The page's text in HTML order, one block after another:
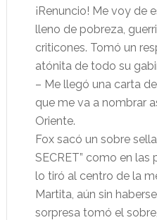
¡Renuncio! Me voy de
lleno de pobreza,
criticones. Tomó un
atónita de todo su
– Me llegó una carta
que me va a nombrar
Oriente.
Fox sacó un sobre
SECRET” como en las
lo tiró al centro de la
Martita, aún sin
sorpresa tomó el